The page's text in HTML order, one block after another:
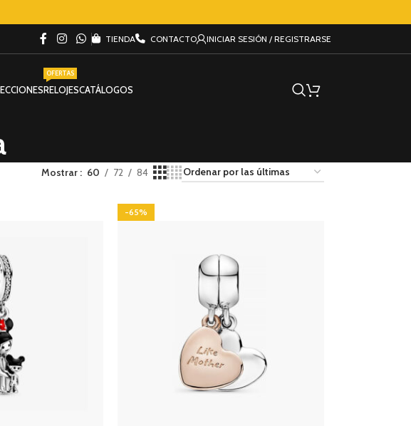
TIENDA CONTACTO INICIAR SESIÓN / REGISTRARSE
RELOJES
OFERTAS
CATÁLOGOS
Mostrar 60 72 84
-65%